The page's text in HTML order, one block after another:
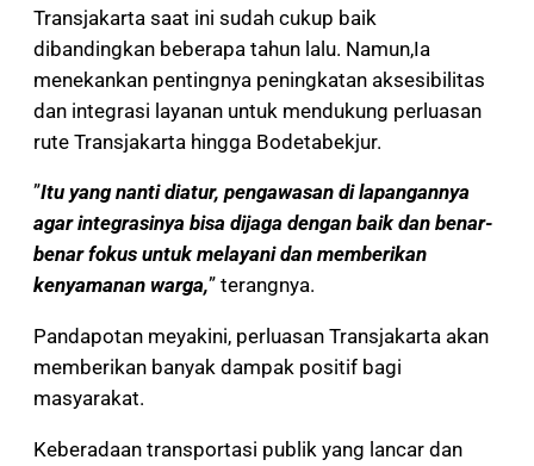
Transjakarta saat ini sudah cukup baik
dibandingkan beberapa tahun lalu. Namun,Ia
menekankan pentingnya peningkatan aksesibilitas
dan integrasi layanan untuk mendukung perluasan
rute Transjakarta hingga Bodetabekjur.
”Itu yang nanti diatur, pengawasan di lapangannya
agar integrasinya bisa dijaga dengan baik dan benar-
benar fokus untuk melayani dan memberikan
kenyamanan warga,” terangnya.
Pandapotan meyakini, perluasan Transjakarta akan
memberikan banyak dampak positif bagi
masyarakat.
Keberadaan transportasi publik yang lancar dan